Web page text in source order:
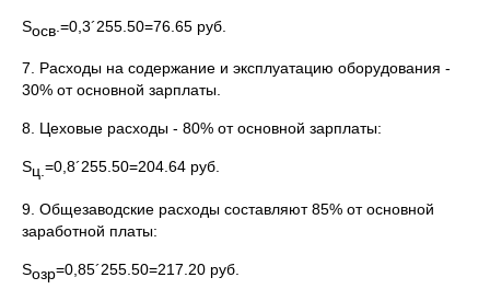
Sосв .=0,3´255.50=76.65 руб.
7. Расходы на содержание и эксплуатацию оборудования -
30% от основной зарплаты.
8. Цеховые расходы - 80% от основной зарплаты:
Sц. =0,8´255.50=204.64 руб.
9. Общезаводские расходы составляют 85% от основной
заработной платы:
Sозр=0,85´255.50=217.20 руб.